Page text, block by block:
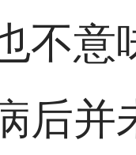
不意
后并